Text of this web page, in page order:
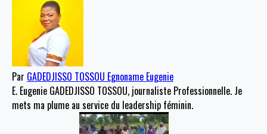
Par GADEDJISSO TOSSOU Egnoname Eugenie
E. Eugenie GADEDJISSO TOSSOU, journaliste Professionnelle. Je
mets ma plume au service du leadership féminin.